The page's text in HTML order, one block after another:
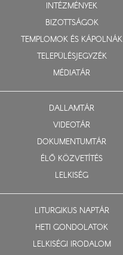
INTÉZMÉNYEK
BIZOTTSÁGOK
TEMPLOMOK ÉS KÁPOLNÁK
TELEPÜLÉSJEGYZÉK
MÉDIATÁR
DALLAMTÁR
VIDEOTÁR
DOKUMENTUMTÁR
ÉLŐ KÖZVETÍTÉS
LELKISÉG
LITURGIKUS NAPTÁR
HETI GONDOLATOK
LELKISÉGI IRODALOM